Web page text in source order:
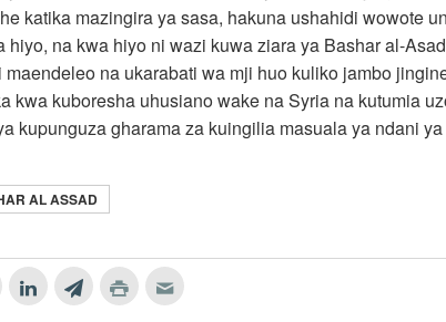
katika mazingira ya sasa, hakuna ushahidi wowote
hiyo, na kwa hiyo ni wazi kuwa ziara ya Bashar al-
na ukarabati wa mji huo kuliko jambo
kwa kuboresha uhusiano wake na Syria na kutumia
kupunguza gharama za kuingilia masuala ya ndani
AL ASSAD